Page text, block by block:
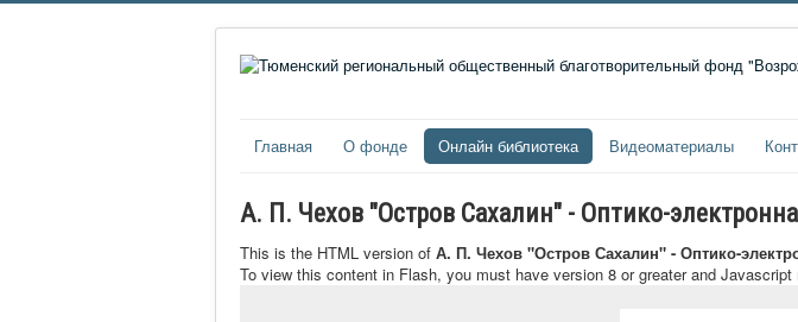
Главная О фонде Онлайн библиотека Видеоматериалы
А. П. Чехов "Остров Сахалин" - Оптико-
This is the HTML version of А. П. Чехов "Остров Сахалин" - Оптико-
To view this content in Flash, you must have version 8 or greater and